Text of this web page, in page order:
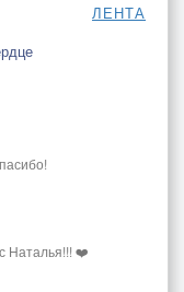
ЛЕНТА
Наталья!!! ❤️